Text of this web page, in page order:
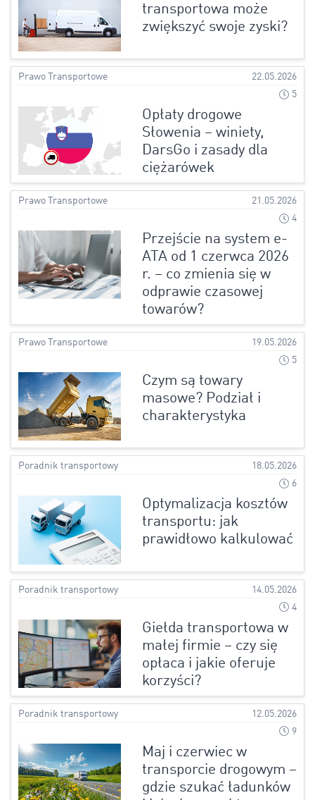
transportowa może
zwiększyć swoje zyski?
Prawo Transportowe
22.05.2026
5
Opłaty drogowe
Słowenia – winiety,
DarsGo i zasady dla
ciężarówek
Prawo Transportowe
21.05.2026
4
Przejście na system e-
ATA od 1 czerwca 2026
r. – co zmienia się w
odprawie czasowej
towarów?
Prawo Transportowe
19.05.2026
5
Czym są towary
masowe? Podział i
charakterystyka
Poradnik transportowy
18.05.2026
6
Optymalizacja kosztów
transportu: jak
prawidłowo kalkulować
Poradnik transportowy
14.05.2026
4
Giełda transportowa w
małej firmie – czy się
opłaca i jakie oferuje
korzyści?
Poradnik transportowy
12.05.2026
9
Maj i czerwiec w
transporcie drogowym –
gdzie szukać ładunków